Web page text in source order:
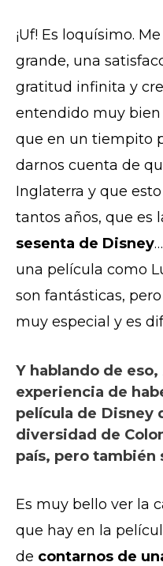
¡Uf! Es loquísimo.
grande, una
gratitud infinita y
entendido muy bien
que en un tiempito
darnos cuenta de
Inglaterra y que
tantos años, que es
sesenta de Disney
una película como
son fantásticas,
muy especial y es
Y hablando de eso,
experiencia de
película de Disney
diversidad de
país, pero también
Es muy bello ver la
que hay en la
de contarnos de